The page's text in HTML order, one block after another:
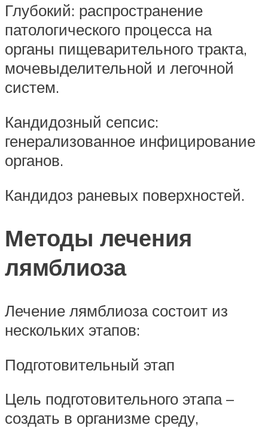
Глубокий: распространение
патологического процесса на
органы пищеварительного тракта,
мочевыделительной и легочной
систем.
Кандидозный сепсис:
генерализованное инфицирование
органов.
Кандидоз раневых поверхностей.
Методы лечения
лямблиоза
Лечение лямблиоза состоит из
нескольких этапов:
Подготовительный этап
Цель подготовительного этапа –
создать в организме среду,